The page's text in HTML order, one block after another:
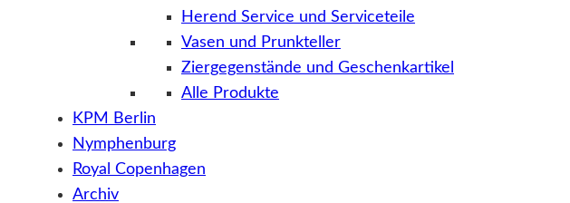
Herend Service und Serviceteile
Vasen und Prunkteller
Ziergegenstände und Geschenkartikel
Alle Produkte
KPM Berlin
Nymphenburg
Royal Copenhagen
Archiv